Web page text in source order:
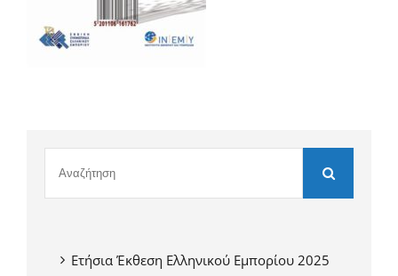
Ετήσια Έκθεση Ελληνικού Εμπορίου 2025